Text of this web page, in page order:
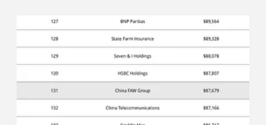
FAW ҚҰРЫЛУЫ
Қытайдың Чанчун қаласында FAW құрылуы.
Қытайда автомобиль жасаудың басталуы.
Бастапқыда компания жүк көліктерін өндіруге
назар аударды.